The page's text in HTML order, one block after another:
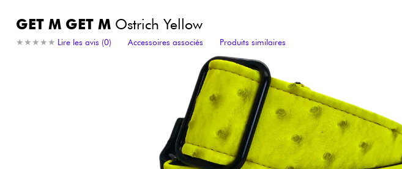
Synthés & Sampleurs
Micros & HF
Eveil Musical
Packs
GET M GET M Ostrich Yellow
★ ★ ★ ★ ★
★ ★ ★ ★ ★ Lire les avis (0) Accessoires associés Produits similaires